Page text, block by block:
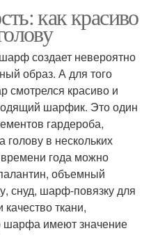
как красиво
создает невероятно
образ. А для того
смотрелся красиво и
шарфик. Это один
гардероба,
в нескольких
года можно
объемный
снуд, шарф-повязку для
ткани,
шарфа имеют значение